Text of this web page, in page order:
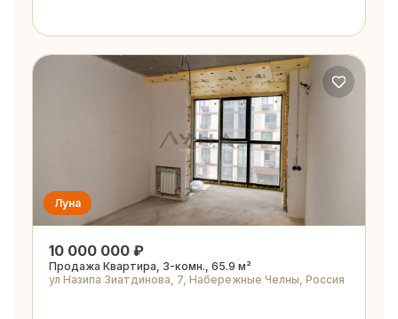
Луна
10 000 000 ₽
Продажа Квартира, 3-комн., 65.9 м²
ул Назипа Зиатдинова, 7, Набережные Челны, Россия